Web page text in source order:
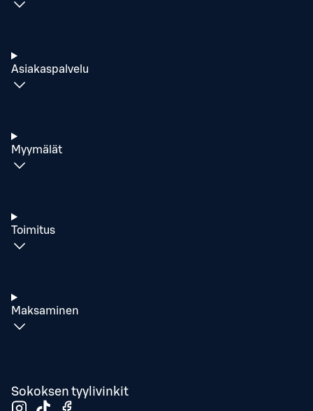
Asiakaspalvelu
Myymälät
Toimitus
Maksaminen
Sokoksen tyylivinkit